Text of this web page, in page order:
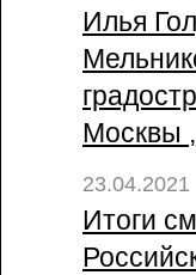
Илья
Москвы
23.04.2021
Итоги